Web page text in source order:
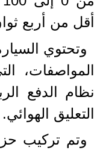
أقل من أربع
وتحتوي
المواصفات،
التعليق الهوائي.
وتم تركيب